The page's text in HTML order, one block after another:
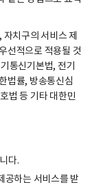
치구의 서비스 제
선적으로 적용될 것
통신기본법, 전기
법률, 방송통신심
법 등 기타 대한민
다.
공하는 서비스를 받